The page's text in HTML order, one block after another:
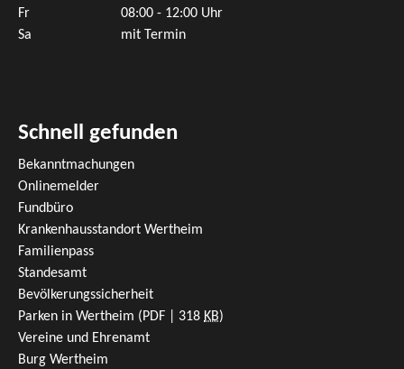
Fr
08:00 - 12:00 Uhr
Sa
mit Termin
Schnell gefunden
Bekanntmachungen
Onlinemelder
Fundbüro
Krankenhausstandort Wertheim
Familienpass
Standesamt
Bevölkerungssicherheit
Parken in Wertheim (PDF | 318 KB)
Vereine und Ehrenamt
Burg Wertheim